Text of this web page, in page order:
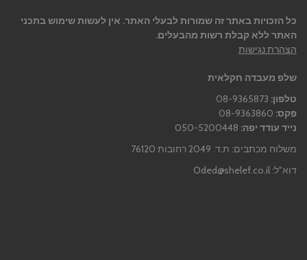
כל הזכויות באתר זה שמורות לבעלי האתר. אין לעשות שימוש בתכני
האתר ללא קבלת רשות מהבעלים.
הצהרת נגישות
שלפ מעבדה חקלאית
טלפון:
פקס:
נייד עודד יפה:
משלוח מכתבים: ת.ד. 2049 רחובות 76120
דוא"ל: Oded@shelef.co.il